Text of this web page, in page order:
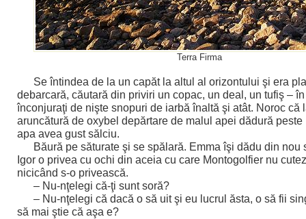
Terra Firma
Se întindea de la un capăt la altul al orizontului şi era
debarcară, căutară din priviri un copac, un deal, un tufiş –
înconjuraţi de nişte snopuri de iarbă înaltă şi atât. Noroc că
aruncătură de oxybel depărtare de malul apei dădură peste
apa avea gust sălciu.
Băură pe săturate şi se spălară. Emma îşi dădu din nou
Igor o privea cu ochi din aceia cu care Montogolfier nu
nicicând s-o privească.
– Nu-nţelegi că-ţi sunt soră?
– Nu-nţelegi că dacă o să uit şi eu lucrul ăsta, o să fii
să mai ştie că aşa e?